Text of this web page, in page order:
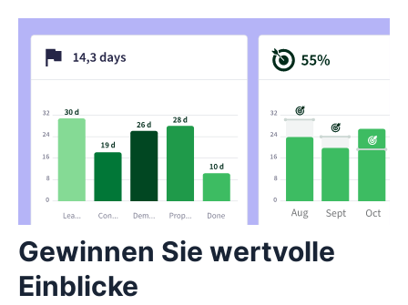
Gewinnen Sie wertvolle
Einblicke